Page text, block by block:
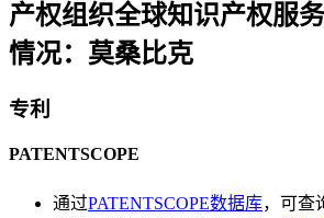
产权组织全球知识产权服
情况：莫桑比克
专利
PATENTSCOPE
通过PATENTSCOPE数据库，可查